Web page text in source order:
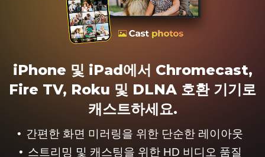
iPhone 및 iPad에서 Chromecast,
Fire TV, Roku 및 DLNA 호환 기기로
캐스트하세요.
간편한 화면 미러링을 위한 단순한 레이아웃
스트리밍 및 캐스팅을 위한 HD 비디오 품질